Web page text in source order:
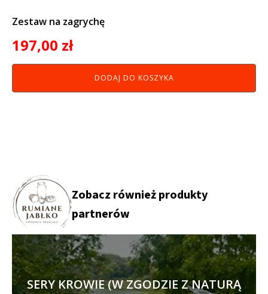
Zestaw na zagrychę
197,00 zł
DODAJ DO KOSZYKA
Zobacz również produkty
partnerów
SERY KROWIE (W ZGODZIE Z NATURĄ